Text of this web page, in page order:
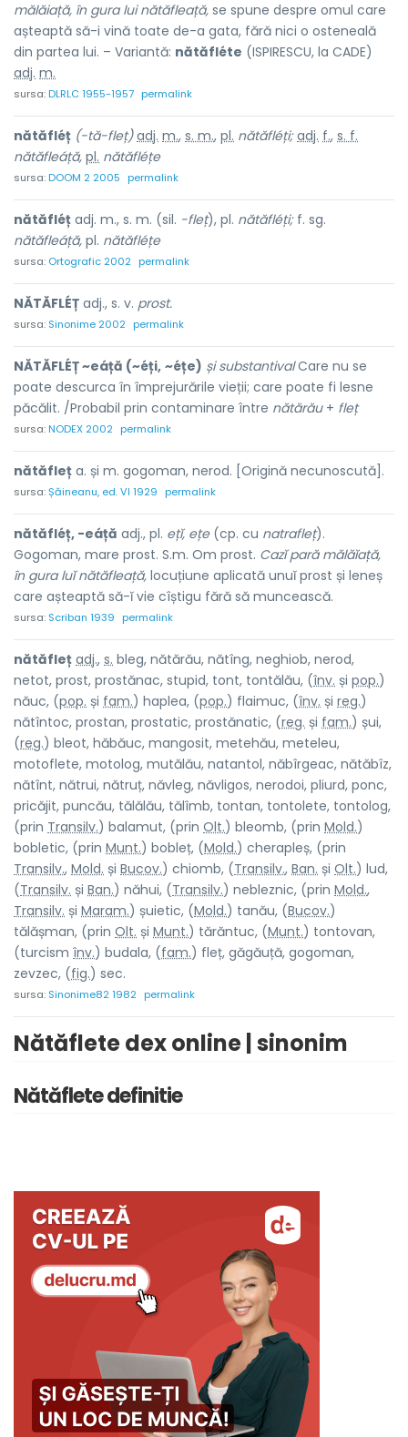
mălăiață, în gura lui nătăfleață, se spune despre omul care
așteaptă să-i vină toate de-a gata, fără nici o osteneală
din partea lui. – Variantă: nătăfléte (ISPIRESCU, la CADE)
adj. m.
sursa:DLRLC 1955-1957 permalink
nătăfléț (-tă-fleț) adj. m., s. m., pl. nătăfléți; adj. f., s. f.
nătăfleáță, pl. nătăfléțe
sursa:DOOM 2 2005 permalink
nătăfléț adj. m., s. m. (sil. -fleț), pl. nătăfléți;f. sg.
nătăfleáță, pl. nătăfléțe
sursa: Ortografic 2002 permalink
NĂTĂFLÉȚ adj., s. v. prost.
sursa: Sinonime 2002 permalink
NĂTĂFLÉȚ ~eáță (~éți, ~éțe) și substantivalCare nu se
poate descurca în împrejurările vieții; care poate fi lesne
păcălit. /Probabil prin contaminare între nătărău+ fleț
sursa:NODEX 2002 permalink
nătăfleț a. și m. gogoman, nerod. [Origină necunoscută].
sursa:Șăineanu, ed. VI 1929 permalink
nătăfléț, -eáță adj., pl. ețĭ, ețe(cp. cu natrafleț).
Gogoman, mare prost. S.m. Om prost. Cazĭ pară mălăĭață,
în gura luĭ nătăfleață, locuțiune aplicată unuĭ prost și leneș
care așteaptă să-ĭ vie cîștigu fără să muncească.
sursa: Scriban 1939 permalink
nătăfleț adj., s. bleg, nătărău, nătîng, neghiob, nerod,
netot, prost, prostănac, stupid, tont, tontălău, (înv. și pop.)
năuc, (pop. și fam.) haplea, (pop.) flaimuc, (înv. și reg.)
nătîntoc, prostan, prostatic, prostănatic, (reg. și fam.) șui,
(reg.) bleot, hăbăuc, mangosit, metehău, meteleu,
motoflete, motolog, mutălău, natantol, năbîrgeac, nătăbîz,
nătînt, nătrui, nătruț, năvleg, năvligos, nerodoi, pliurd, ponc,
pricăjit, puncău, tălălău, tălîmb, tontan, tontolete, tontolog,
(prin Transilv.) balamut, (prin Olt.) bleomb, (prin Mold.)
bobletic, (prin Munt.) bobleț, (Mold.) cherapleș, (prin
Transilv., Mold. și Bucov.) chiomb, (Transilv., Ban. și Olt.) lud,
(Transilv. și Ban.) năhui, (Transilv.) nebleznic, (prin Mold.,
Transilv. și Maram.) șuietic, (Mold.) tanău, (Bucov.)
tălășman, (prin Olt. și Munt.) tărăntuc, (Munt.) tontovan,
(turcism înv.) budala, (fam.) fleț, găgăuță, gogoman,
zevzec, (fig.) sec.
sursa: Sinonime82 1982 permalink
Nătăflete dex online | sinonim
Nătăflete definitie